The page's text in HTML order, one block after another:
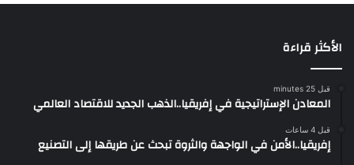
الأكثر قراءة
قبل 25 minutes
المعادن الإستراتيجية في إفريقيا..الذهب الجديد للاقتصاد العالمي
قبل 4 ساعات
إفريقيا..الأمن في الواجهة والثروة تبحث عن طريقها إلى التصنيع